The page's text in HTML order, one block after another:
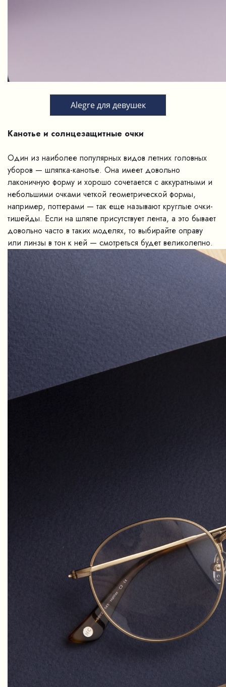
Alegre для девушек
Канотье и солнцезащитные очки
Один из наиболее популярных видов летних головных
уборов — шляпка-канотье. Она имеет довольно
лаконичную форму и хорошо сочетается с аккуратными и
небольшими очками четкой геометрической формы,
например, поттерами — так еще называют круглые очки-
тишейды. Если на шляпе присутствует лента, а это бывает
довольно часто в таких моделях, то выбирайте оправу
или линзы в тон к ней — смотреться будет великолепно.